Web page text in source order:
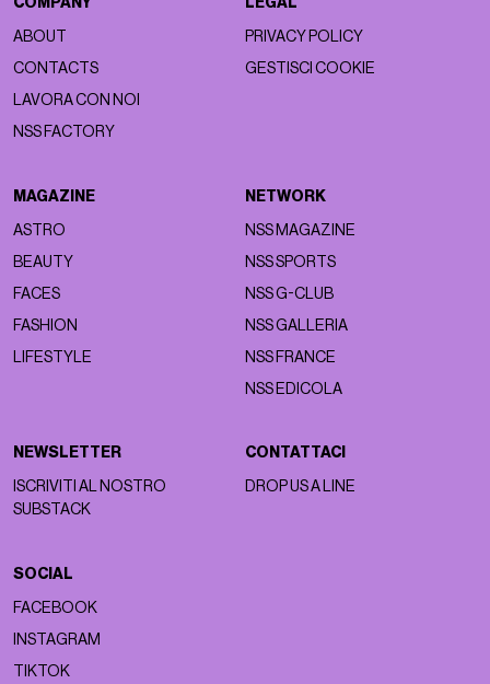
ABOUT
CONTACTS
LAVORA CON NOI
NSS FACTORY
PRIVACY POLICY
GESTISCI COOKIE
MAGAZINE
ASTRO
BEAUTY
FACES
FASHION
LIFESTYLE
NETWORK
NSS MAGAZINE
NSS SPORTS
NSS G-CLUB
NSS GALLERIA
NSS FRANCE
NSS EDICOLA
NEWSLETTER
ISCRIVITI AL NOSTRO
SUBSTACK
CONTATTACI
DROP US A LINE
SOCIAL
FACEBOOK
INSTAGRAM
TIKTOK